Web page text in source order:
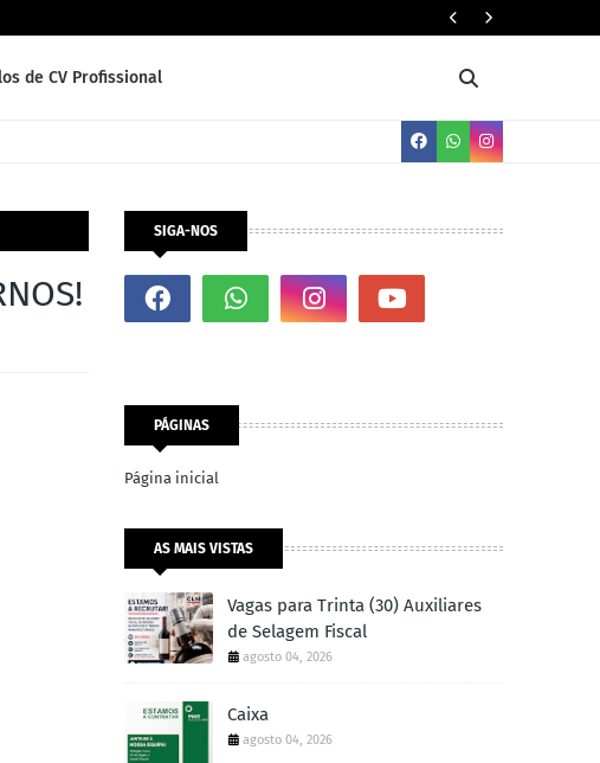
de CV Profissional
SIGA-NOS
PÁGINAS
Página inicial
AS MAIS VISTAS
Vagas para Trinta (30) Auxiliares
de Selagem Fiscal
agosto 04, 2026
Caixa
agosto 04, 2026